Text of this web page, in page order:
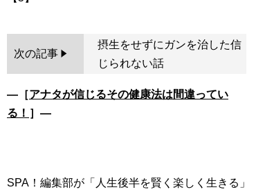
次の記事
摂生をせずにガンを治した信
じられない話
―［アナタが信じるその健康法は間違ってい
る！ ］―
SPA！編集部が「人生後半を賢く楽しく生きる」